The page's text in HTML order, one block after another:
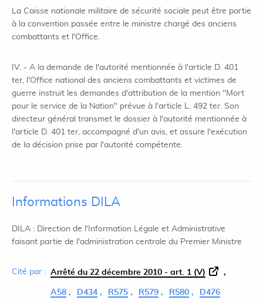
La Caisse nationale militaire de sécurité sociale peut être partie
à la convention passée entre le ministre chargé des anciens
combattants et l'Office.
IV. - A la demande de l'autorité mentionnée à l'article D. 401
ter, l'Office national des anciens combattants et victimes de
guerre instruit les demandes d'attribution de la mention "Mort
pour le service de la Nation" prévue à l'article L. 492 ter. Son
directeur général transmet le dossier à l'autorité mentionnée à
l'article D. 401 ter, accompagné d'un avis, et assure l'exécution
de la décision prise par l'autorité compétente.
Informations DILA
DILA : Direction de l'Information Légale et Administrative
faisant partie de l'administration centrale du Premier Ministre
Cité par : Arrêté du 22 décembre 2010 - art. 1 (V)
A58 D434 R575 R579 R580 D476